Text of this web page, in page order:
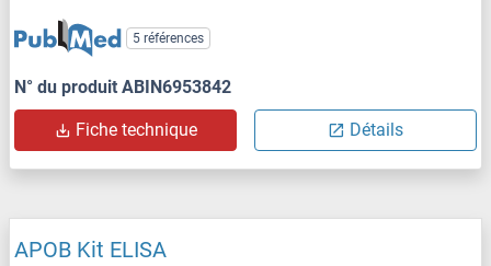
5 références
N° du produit ABIN6953842
Fiche technique Détails
APOB Kit ELISA